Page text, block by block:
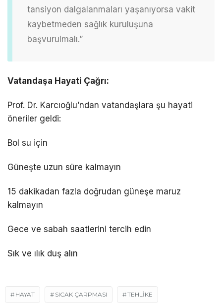
tansiyon dalgalanmaları yaşanıyorsa vakit
kaybetmeden sağlık kuruluşuna
başvurulmalı.”
Vatandaşa Hayati Çağrı:
Prof. Dr. Karcıoğlu’ndan vatandaşlara şu hayati
öneriler geldi:
Bol su için
Güneşte uzun süre kalmayın
15 dakikadan fazla doğrudan güneşe maruz
kalmayın
Gece ve sabah saatlerini tercih edin
Sık ve ılık duş alın
HAYAT SICAK ÇARPMASI TEHLIKE